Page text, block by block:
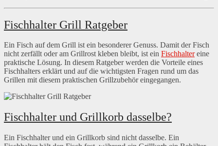
Fischhalter Grill Ratgeber
Ein Fisch auf dem Grill ist ein besonderer Genuss. Damit der Fisch
nicht zerfällt oder am Grillrost kleben bleibt, ist ein Fischhaltereine
praktische Lösung. In diesem Ratgeber werden die Vorteile eines
Fischhalters erklärt und auf die wichtigsten Fragen rund um das
Grillen mit diesem praktischen Grillzubehör eingegangen.
Fischhalter und Grillkorb dasselbe?
Ein Fischhalter und ein Grillkorb sind nicht dasselbe. Ein